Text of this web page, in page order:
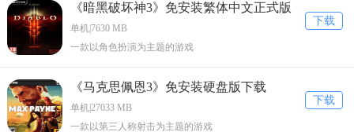
下载
《暗黑破坏神3》免安装繁体中文正式版
下载
单机|7630 MB
一款以角色扮演为主题的游戏
下载
《马克思佩恩3》免安装硬盘版下载
单机|27033 MB
一款以第三人称射击为主题的游戏